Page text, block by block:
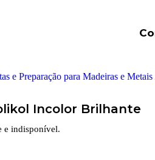
e Preparação para Madeiras e Metais
Incolor Brilhante
e indisponível.